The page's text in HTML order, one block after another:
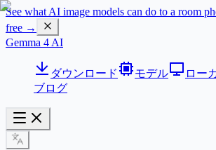
See what AI image models can do to a room
free →
Gemma 4 AI
ダウンロード モデル ロー
ブログ